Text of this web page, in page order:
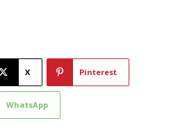
X Pinterest
WhatsApp